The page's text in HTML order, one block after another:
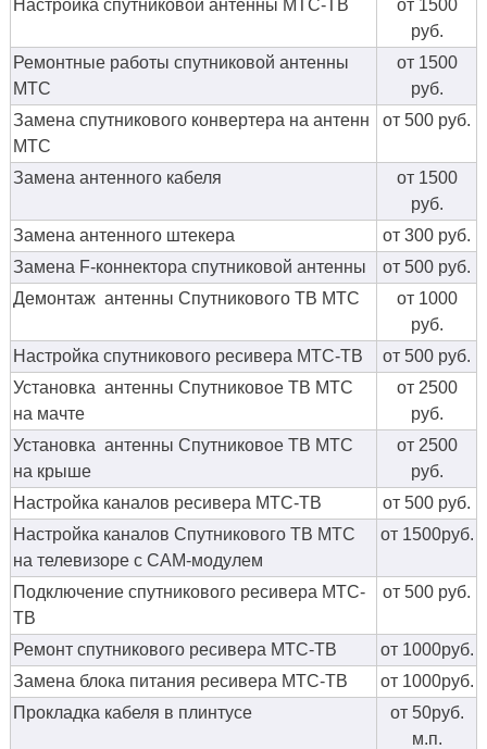
Настройка спутниковой антенны МТС-ТВ
от 1500
руб.
Ремонтные работы спутниковой антенны
МТС
от 1500
руб.
Замена спутникового конвертера на антенн
МТС
от 500 руб.
Замена антенного кабеля
от 1500
руб.
Замена антенного штекера
от 300 руб.
Замена F-коннектора спутниковой антенны
от 500 руб.
Демонтаж антенны Спутникового ТВ МТС
от 1000
руб.
Настройка спутникового ресивера МТС-ТВ
от 500 руб.
Установка антенны Спутниковое ТВ МТС
на мачте
от 2500
руб.
Установка антенны Спутниковое ТВ МТС
на крыше
от 2500
руб.
Настройка каналов ресивера МТС-ТВ
от 500 руб.
Настройка каналов Спутникового ТВ МТС
на телевизоре с CAM-модулем
от 1500руб.
Подключение спутникового ресивера МТС-
ТВ
от 500 руб.
Ремонт спутникового ресивера МТС-ТВ
от 1000руб.
Замена блока питания ресивера МТС-ТВ
от 1000руб.
Прокладка кабеля в плинтусе
от 50руб.
м.п.